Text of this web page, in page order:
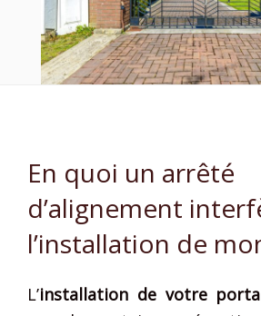
En quoi un arrêté
d’alignement
l’installation de
L’installation de votre